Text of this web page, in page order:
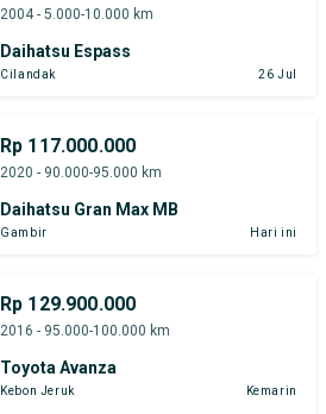
2004 - 5.000-10.000 km
Daihatsu Espass
Cilandak 26 Jul
Rp 117.000.000
2020 - 90.000-95.000 km
Daihatsu Gran Max MB
Gambir Hari ini
Rp 129.900.000
2016 - 95.000-100.000 km
Toyota Avanza
Kebon Jeruk Kemarin